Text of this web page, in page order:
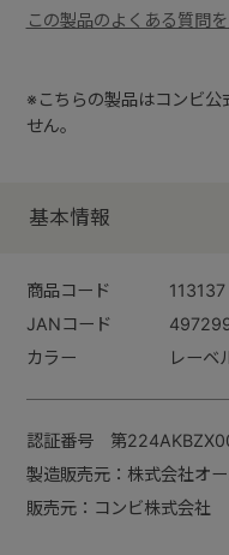
この製品のよくある質問
※こちらの製品はコンビ公
せん。
基本情報
商品コード
113137
JANコード
カラー
レーベ
認証番号 第
製造販売元：株式会社オ
販売元：コンビ株式会社